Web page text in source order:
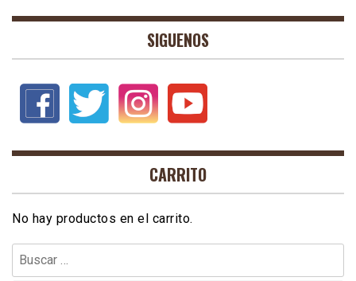
SIGUENOS
CARRITO
No hay productos en el carrito.
Buscar: